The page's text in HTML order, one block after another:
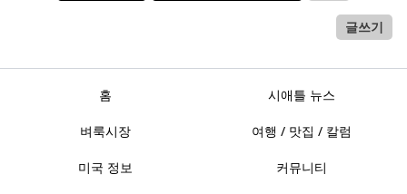
글쓰기
홈 시애틀 뉴스
벼룩시장 여행 / 맛집 / 칼럼
미국 정보 커뮤니티